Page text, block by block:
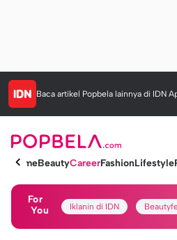
Baca artikel Popbela lainnya di IDN
HomeBeautyCareerFashionLifestyle
For
You
Iklanin di IDN